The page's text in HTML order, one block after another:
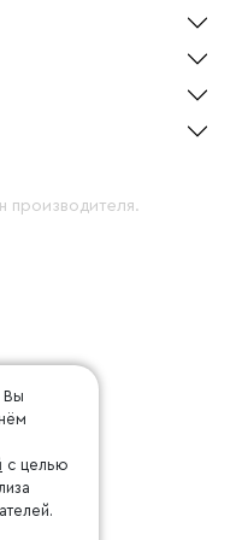
производителя.
Вы
с целью